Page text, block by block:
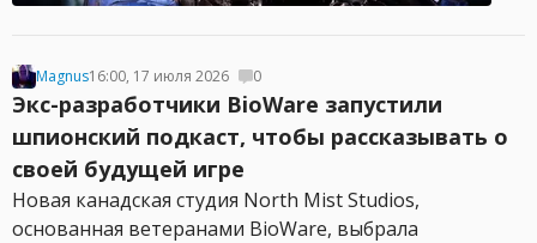
Magnus16:00, 17 июля 2026 0
Экс-разработчики BioWare запустили
шпионский подкаст, чтобы рассказывать о
своей будущей игре
Новая канадская студия North Mist Studios,
основанная ветеранами BioWare, выбрала